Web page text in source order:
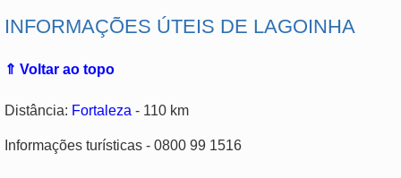
INFORMAÇÕES ÚTEIS DE LAGOINHA
⇑ Voltar ao topo
Distância: Fortaleza - 110 km
Informações turísticas - 0800 99 1516